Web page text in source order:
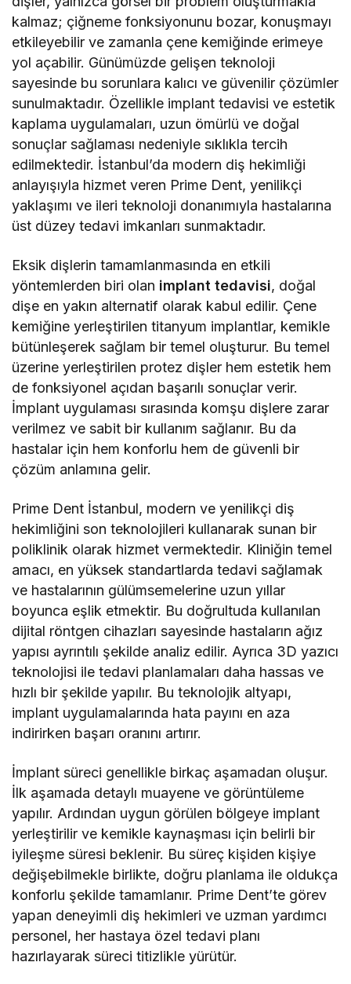
kalmaz; çiğneme fonksiyonunu bozar, konuşmayı
etkileyebilir ve zamanla çene kemiğinde erimeye
yol açabilir. Günümüzde gelişen teknoloji
sayesinde bu sorunlara kalıcı ve güvenilir çözümler
sunulmaktadır. Özellikle implant tedavisi ve estetik
kaplama uygulamaları, uzun ömürlü ve doğal
sonuçlar sağlaması nedeniyle sıklıkla tercih
edilmektedir. İstanbul’da modern diş hekimliği
anlayışıyla hizmet veren Prime Dent, yenilikçi
yaklaşımı ve ileri teknoloji donanımıyla hastalarına
üst düzey tedavi imkanları sunmaktadır.
Eksik dişlerin tamamlanmasında en etkili
yöntemlerden biri olan implant tedavisi, doğal
dişe en yakın alternatif olarak kabul edilir. Çene
kemiğine yerleştirilen titanyum implantlar, kemikle
bütünleşerek sağlam bir temel oluşturur. Bu temel
üzerine yerleştirilen protez dişler hem estetik hem
de fonksiyonel açıdan başarılı sonuçlar verir.
İmplant uygulaması sırasında komşu dişlere zarar
verilmez ve sabit bir kullanım sağlanır. Bu da
hastalar için hem konforlu hem de güvenli bir
çözüm anlamına gelir.
Prime Dent İstanbul, modern ve yenilikçi diş
hekimliğini son teknolojileri kullanarak sunan bir
poliklinik olarak hizmet vermektedir. Kliniğin temel
amacı, en yüksek standartlarda tedavi sağlamak
ve hastalarının gülümsemelerine uzun yıllar
boyunca eşlik etmektir. Bu doğrultuda kullanılan
dijital röntgen cihazları sayesinde hastaların ağız
yapısı ayrıntılı şekilde analiz edilir. Ayrıca 3D yazıcı
teknolojisi ile tedavi planlamaları daha hassas ve
hızlı bir şekilde yapılır. Bu teknolojik altyapı,
implant uygulamalarında hata payını en aza
indirirken başarı oranını artırır.
İmplant süreci genellikle birkaç aşamadan oluşur.
İlk aşamada detaylı muayene ve görüntüleme
yapılır. Ardından uygun görülen bölgeye implant
yerleştirilir ve kemikle kaynaşması için belirli bir
iyileşme süresi beklenir. Bu süreç kişiden kişiye
değişebilmekle birlikte, doğru planlama ile oldukça
konforlu şekilde tamamlanır. Prime Dent’te görev
yapan deneyimli diş hekimleri ve uzman yardımcı
personel, her hastaya özel tedavi planı
hazırlayarak süreci titizlikle yürütür.